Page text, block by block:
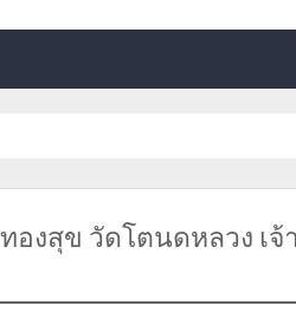
งสุข วัดโตนดหลวง เจ้